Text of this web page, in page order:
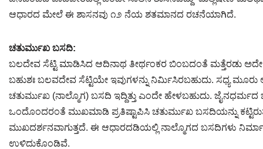
ಆಧಾರದ ಮೇಲೆ ಈ ಶಾಸನವು ೧೨ ನೆಯ ಶತಮಾನದ ರಚನೆಯಾಗಿದೆ.
ಚತುರ್ಮುಖ ಬಸದಿ:
ಬಲದೇವ ಸೆಟ್ಟಿ ಮಾಡಿಸಿದ ಆದಿನಾಥ ತೀರ್ಥಂಕರ ಬಿಂಬದಂತೆ ಮತ್ತೆರಡು ಅದೇ
ಬಹುಶಃ ಬಲವದೇವ ಸೆಟ್ಟಿಯೇ ಇವುಗಳನ್ನು ನಿರ್ಮಿಸಿರಬಹುದು. ಸಧ್ಯ
ಚತುರ್ಮುಖ (ನಾಲ್ಮೊಗ) ಬಸದಿ ಇದ್ದಿತ್ತು ಎಂದೇ ಹೇಳಬಹುದು.
ಒಂದೊಂದರಂತೆ ಮುಖಮಾಡಿ ಪ್ರತಿಷ್ಟಾಪಿಸಿ ಚತುರ್ಮುಖ ಬಸದಿಯನ್ನು
ಮುಖದರ್ಶನವಾಗುತ್ತದೆ. ಈ ಆಧಾರದಡಿಯಲ್ಲಿ ನಾಲ್ಮೊಗದ ಬಸದಿಗಳು
ಉಳಿದುಕೊಂಡಿವೆ.